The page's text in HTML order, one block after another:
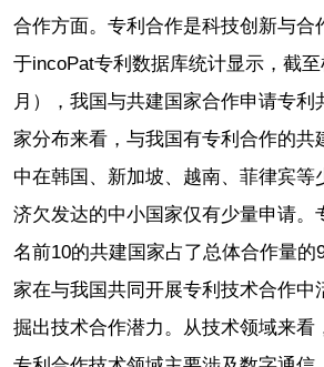
合作方面。专利合作是科技创新与合
于incoPat专利数据库统计显示，截
月），我国与共建国家合作申请专利
家分布来看，与我国有专利合作的共
中在韩国、新加坡、越南、菲律宾等
济欠发达的中小国家仅有少量申请。
名前10的共建国家占了总体合作量的
家在与我国共同开展专利技术合作中
掘出技术合作潜力。从技术领域来看